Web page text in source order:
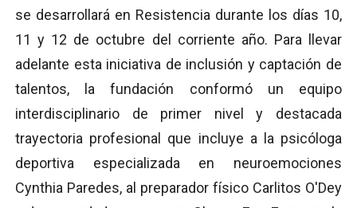
se desarrollará en Resistencia durante los días 10,
11 y 12 de octubre del corriente año. Para llevar
adelante esta iniciativa de inclusión y captación de
talentos, la fundación conformó un equipo
interdisciplinario de primer nivel y destacada
trayectoria profesional que incluye a la psicóloga
deportiva especializada en neuroemociones
Cynthia Paredes, al preparador físico Carlitos O'Dey